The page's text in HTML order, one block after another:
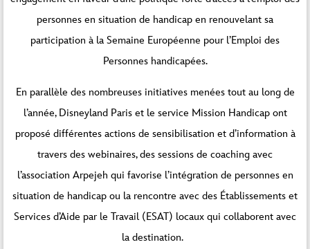
personnes en situation de handicap en renouvelant sa
participation à la Semaine Européenne pour l’Emploi des
Personnes handicapées.
En parallèle des nombreuses initiatives menées tout au long de
l’année, Disneyland Paris et le service Mission Handicap ont
proposé différentes actions de sensibilisation et d’information à
travers des webinaires, des sessions de coaching avec
l’association Arpejeh qui favorise l’intégration de personnes en
situation de handicap ou la rencontre avec des Établissements et
Services d’Aide par le Travail (ESAT) locaux qui collaborent avec
la destination.